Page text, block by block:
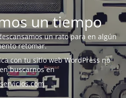
un tiempo
un rato para en algún
retomar.
con tu sitio web WordPress no
buscarnos en